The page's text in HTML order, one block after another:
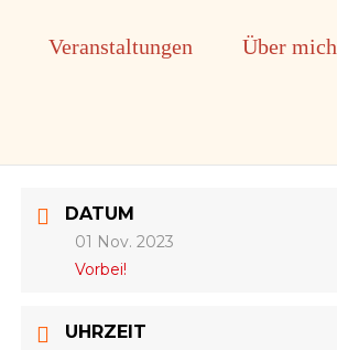
Veranstaltungen Über mich
DATUM
01 Nov. 2023
Vorbei!
UHRZEIT